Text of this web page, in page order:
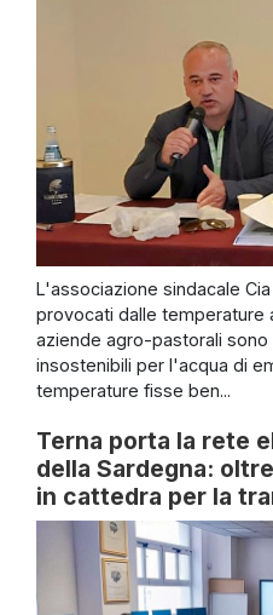
L'associazione sindacale
provocati dalle temperature
aziende agro-pastorali
insostenibili per l'acqua di
temperature fisse ben...
Terna porta la rete
della Sardegna:
in cattedra per la